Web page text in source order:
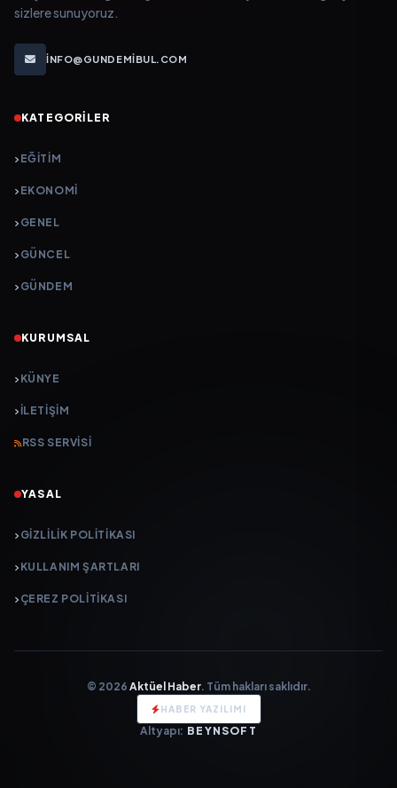
sizlere sunuyoruz.
INFO@GUNDEMIBUL.COM
KATEGORILER
EĞITIM
EKONOMI
GENEL
GÜNCEL
GÜNDEM
KURUMSAL
KÜNYE
İLETIŞIM
RSS SERVISI
YASAL
GIZLILIK POLITIKASI
KULLANIM ŞARTLARI
ÇEREZ POLITIKASI
© 2026 Aktüel Haber. Tüm hakları saklıdır.
HABER YAZILIMI
Altyapı: BEYNSOFT